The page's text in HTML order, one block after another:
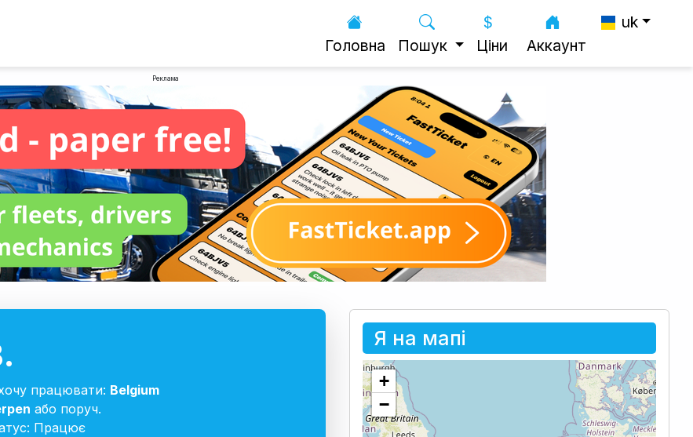
Головна Пошук Ціни Аккаунт
uk
Реклама
працювати: Belgium
або поруч.
Працює
Я на мапі
+
−